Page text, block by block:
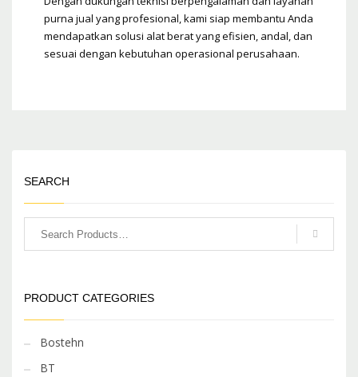
purna jual yang profesional, kami siap membantu Anda
mendapatkan solusi alat berat yang efisien, andal, dan
sesuai dengan kebutuhan operasional perusahaan.
SEARCH
PRODUCT CATEGORIES
Bostehn
BT